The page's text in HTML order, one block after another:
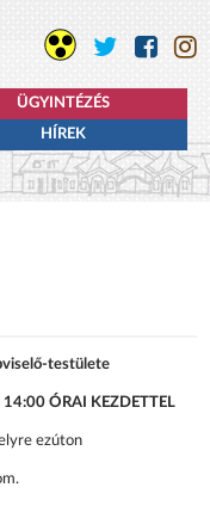
ÜGYINTÉZÉS
HÍREK
testülete
ÓRAI KEZDETTEL
ezúton